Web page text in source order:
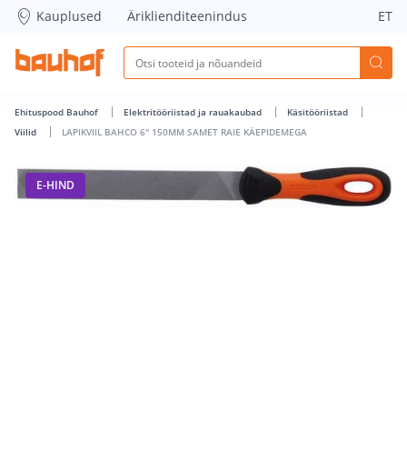
LAPIKVIIL BAHCO 6&quot; 150MM SAMET RAIE
Kauplused Äriklienditeenindus ET
Ehituspood Bauhof Elektritööriistad ja rauakaubad
Käsitööriistad
Viilid
LAPIKVIIL BAHCO 6" 150MM SAMET RAIE KÄEPIDEMEGA
E-HIND